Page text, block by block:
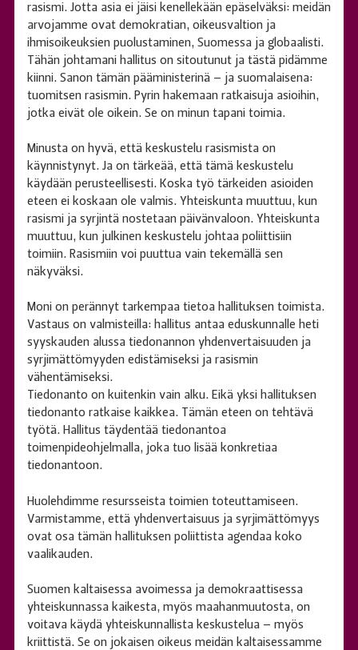
rasismi. Jotta asia ei jäisi kenellekään epäselväksi: meidän
arvojamme ovat demokratian, oikeusvaltion ja
ihmisoikeuksien puolustaminen, Suomessa ja globaalisti.
Tähän johtamani hallitus on sitoutunut ja tästä pidämme
kiinni. Sanon tämän pääministerinä – ja suomalaisena:
tuomitsen rasismin. Pyrin hakemaan ratkaisuja asioihin,
jotka eivät ole oikein. Se on minun tapani toimia.
Minusta on hyvä, että keskustelu rasismista on
käynnistynyt. Ja on tärkeää, että tämä keskustelu
käydään perusteellisesti. Koska työ tärkeiden asioiden
eteen ei koskaan ole valmis. Yhteiskunta muuttuu, kun
rasismi ja syrjintä nostetaan päivänvaloon. Yhteiskunta
muuttuu, kun julkinen keskustelu johtaa poliittisiin
toimiin. Rasismiin voi puuttua vain tekemällä sen
näkyväksi.
Moni on perännyt tarkempaa tietoa hallituksen toimista.
Vastaus on valmisteilla: hallitus antaa eduskunnalle heti
syyskauden alussa tiedonannon yhdenvertaisuuden ja
syrjimättömyyden edistämiseksi ja rasismin
vähentämiseksi.
Tiedonanto on kuitenkin vain alku. Eikä yksi hallituksen
tiedonanto ratkaise kaikkea. Tämän eteen on tehtävä
työtä. Hallitus täydentää tiedonantoa
toimenpideohjelmalla, joka tuo lisää konkretiaa
tiedonantoon.
Huolehdimme resursseista toimien toteuttamiseen.
Varmistamme, että yhdenvertaisuus ja syrjimättömyys
ovat osa tämän hallituksen poliittista agendaa koko
vaalikauden.
Suomen kaltaisessa avoimessa ja demokraattisessa
yhteiskunnassa kaikesta, myös maahanmuutosta, on
voitava käydä yhteiskunnallista keskustelua – myös
kriittistä. Se on jokaisen oikeus meidän kaltaisessamme